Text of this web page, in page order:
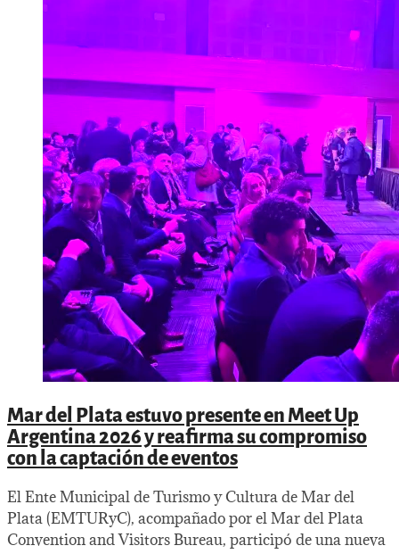
Mar del Plata estuvo presente en Meet Up
Argentina 2026 y reafirma su compromiso
con la captación de eventos
El Ente Municipal de Turismo y Cultura de Mar del
Plata (EMTURyC), acompañado por el Mar del Plata
Convention and Visitors Bureau, participó de una nueva